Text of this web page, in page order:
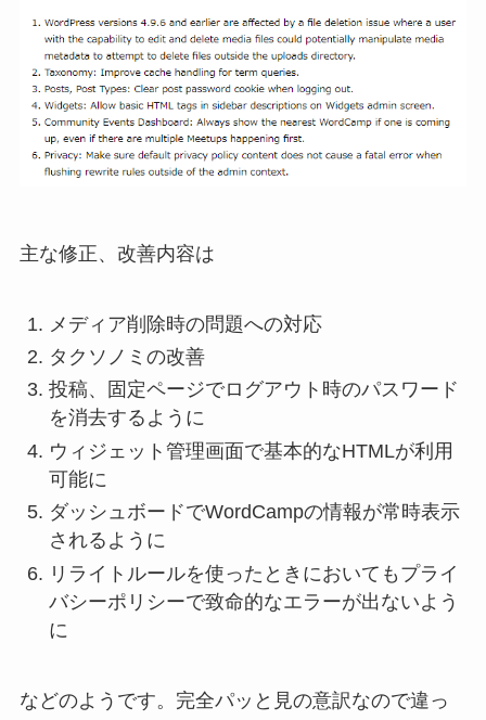
主な修正、改善内容は
メディア削除時の問題への対応
タクソノミの改善
投稿、固定ページでログアウト時のパスワード
を消去するように
ウィジェット管理画面で基本的なHTMLが利用
可能に
ダッシュボードでWordCampの情報が常時表示
されるように
リライトルールを使ったときにおいてもプライ
バシーポリシーで致命的なエラーが出ないよう
に
などのようです。完全パッと見の意訳なので違っ